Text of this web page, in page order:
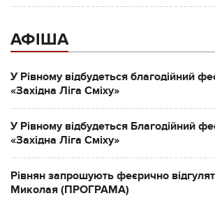
АФІША
У Рівному відбудеться благодійний
«Західна Ліга Сміху»
У Рівному відбудеться Благодійний
«Західна Ліга Сміху»
Рівнян запрошують феєрично
Миколая (ПРОГРАМА)